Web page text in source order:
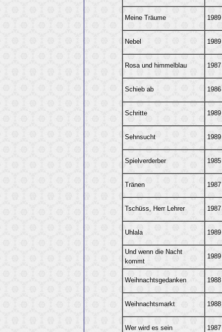
Meine Träume 1989
Nebel 1989
Rosa und himmelblau 1987
Schieb ab 1986
Schritte 1989
Sehnsucht 1989
Spielverderber 1985
Tränen 1987
Tschüss, Herr Lehrer 1987
Uhlala 1989
Und wenn die Nacht
kommt
1989
Weihnachtsgedanken 1988
Weihnachtsmarkt 1988
Wer wird es sein 1987